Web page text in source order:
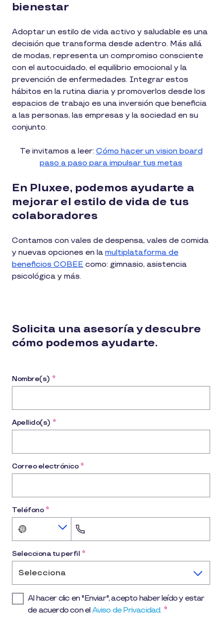
bienestar
Adoptar un estilo de vida activo y saludable es una
decisión que transforma desde adentro. Más allá
de modas, representa un compromiso consciente
con el autocuidado, el equilibrio emocional y la
prevención de enfermedades. Integrar estos
hábitos en la rutina diaria y promoverlos desde los
espacios de trabajo es una inversión que beneficia
a las personas, las empresas y la sociedad en su
conjunto.
Te invitamos a leer: Cómo hacer un vision board
paso a paso para impulsar tus metas
En Pluxee, podemos ayudarte a
mejorar el estilo de vida de tus
colaboradores
Contamos con vales de despensa, vales de comida
y nuevas opciones en la multiplataforma de
beneficios COBEE como: gimnasio, asistencia
psicológica y más.
Solicita una asesoría y descubre
cómo podemos ayudarte.
Nombre(s) *
Apellido(s) *
Correo electrónico *
Teléfono *
No
country
selected
Selecciona tu perfil *
Selecciona
Al hacer clic en "Enviar", acepto haber leído y estar
de acuerdo con elAviso de Privacidad. *